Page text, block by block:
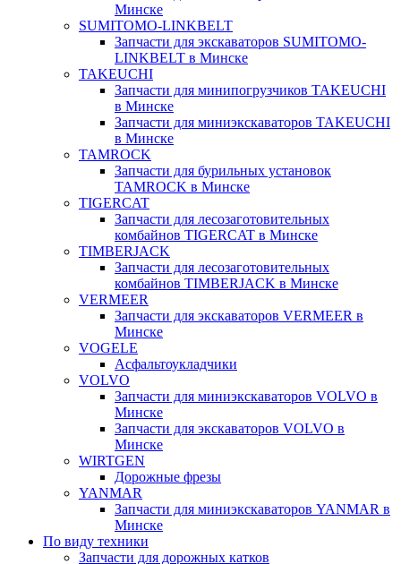
Минске
SUMITOMO-LINKBELT
Запчасти для экскаваторов SUMITOMO-
LINKBELT в Минске
TAKEUCHI
Запчасти для минипогрузчиков TAKEUCHI
в Минске
Запчасти для миниэкскаваторов TAKEUCHI
в Минске
TAMROCK
Запчасти для бурильных установок
TAMROCK в Минске
TIGERCAT
Запчасти для лесозаготовительных
комбайнов TIGERCAT в Минске
TIMBERJACK
Запчасти для лесозаготовительных
комбайнов TIMBERJACK в Минске
VERMEER
Запчасти для экскаваторов VERMEER в
Минске
VOGELE
Асфальтоукладчики
VOLVO
Запчасти для миниэкскаваторов VOLVO в
Минске
Запчасти для экскаваторов VOLVO в
Минске
WIRTGEN
Дорожные фрезы
YANMAR
Запчасти для миниэкскаваторов YANMAR в
Минске
По виду техники
Запчасти для дорожных катков